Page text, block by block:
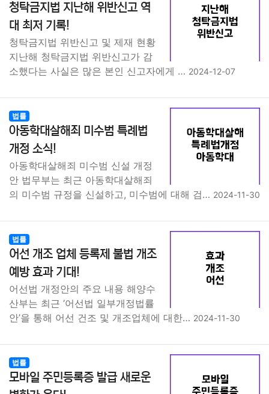
청탁금지법 지난해 위반신고 역
대 최저 기록!
청탁금지법 위반신고 및 제재 현황
지난해 청탁금지법 위반신고가 감
소했다는 사실은 많은 본인 신고자에게 … 2024-12-07
법률
아동학대살해죄 미수범 특례법
개정 소식!
아동학대살해죄 미수범 신설 개정
안 법무부는 최근 아동학대살해죄
의 미수범 규정을 신설하고, 미수범에 대해 검… 2024-11-30
법률
어선 개조 업체 등록제 불법 개조
예방 효과 기대!
어선법 개정안의 주요 내용 해양수
산부는 최근 ‘어선법 일부개정법률
안’을 통해 어선 건조 및 개조업체에 대한… 2024-11-30
법률
모바일 주민등록증 발급 새로운